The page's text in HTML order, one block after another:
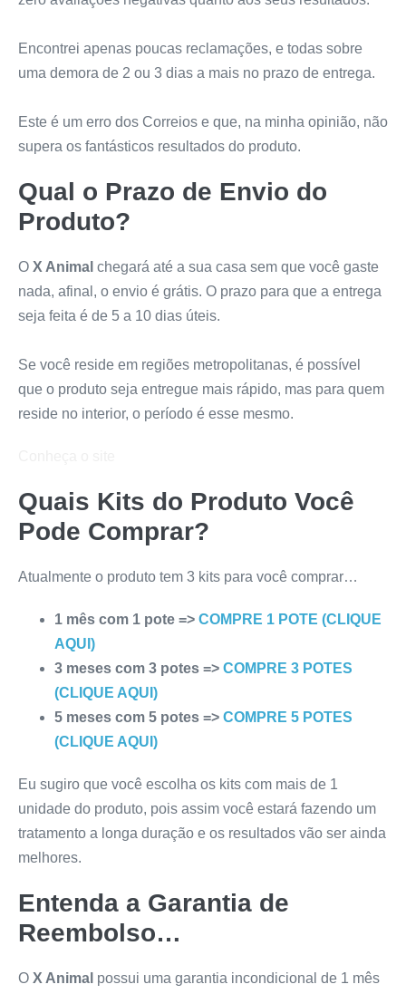
Encontrei apenas poucas reclamações, e todas sobre
uma demora de 2 ou 3 dias a mais no prazo de entrega.
Este é um erro dos Correios e que, na minha opinião, não
supera os fantásticos resultados do produto.
Qual o Prazo de Envio do
Produto?
O X Animal chegará até a sua casa sem que você gaste
nada, afinal, o envio é grátis. O prazo para que a entrega
seja feita é de 5 a 10 dias úteis.
Se você reside em regiões metropolitanas, é possível
que o produto seja entregue mais rápido, mas para quem
reside no interior, o período é esse mesmo.
Quais Kits do Produto Você
Pode Comprar?
Atualmente o produto tem 3 kits para você comprar…
1 mês com 1 pote => COMPRE 1 POTE (CLIQUE
AQUI)
3 meses com 3 potes => COMPRE 3 POTES
(CLIQUE AQUI)
5 meses com 5 potes => COMPRE 5 POTES
(CLIQUE AQUI)
Eu sugiro que você escolha os kits com mais de 1
unidade do produto, pois assim você estará fazendo um
tratamento a longa duração e os resultados vão ser ainda
melhores.
Entenda a Garantia de
Reembolso…
O X Animal possui uma garantia incondicional de 1 mês